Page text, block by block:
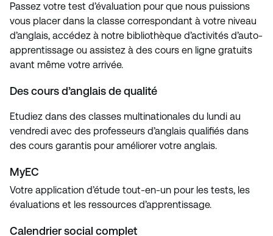
Passez votre test d’évaluation pour que nous puissions
vous placer dans la classe correspondant à votre niveau
d’anglais, accédez à notre bibliothèque d’activités d’auto-
apprentissage ou assistez à des cours en ligne gratuits
avant même votre arrivée.
Des cours d’anglais de qualité
Etudiez dans des classes multinationales du lundi au
vendredi avec des professeurs d’anglais qualifiés dans
des cours garantis pour améliorer votre anglais.
MyEC
Votre application d’étude tout-en-un pour les tests, les
évaluations et les ressources d’apprentissage.
Calendrier social complet